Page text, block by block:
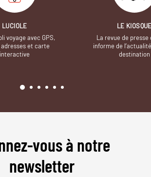
LUCIOLE
voyage avec GPS,
adresses et carte
interactive
LE
La revue de presse
informe de
destination
vous à notre
newsletter